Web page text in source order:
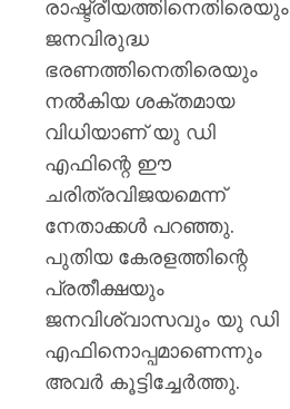
രാഷ്ട്രീയത്തിനെതിരെയും
ജനവിരുദ്ധ
ഭരണത്തിനെതിരെയും
നൽകിയ ശക്തമായ
വിധിയാണ് യു ഡി
എഫിന്റെ ഈ
ചരിത്രവിജയമെന്ന്
നേതാക്കൾ പറഞ്ഞു.
പുതിയ കേരളത്തിന്റെ
പ്രതീക്ഷയും
ജനവിശ്വാസവും യു ഡി
എഫിനൊപ്പമാണെന്നും
അവർ കൂട്ടിച്ചേർത്തു.